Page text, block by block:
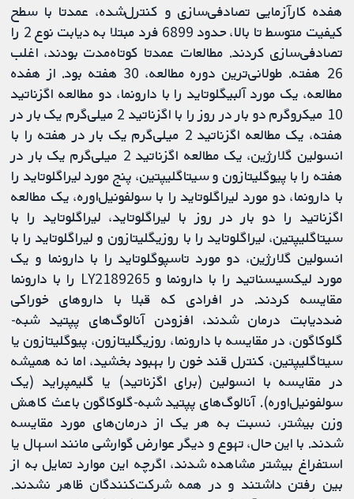
هفده کارآزمایی تصادفی‌سازی و کنترل‌شده، عمدتا با سطح
کیفیت متوسط ​​تا بالا، حدود 6899 فرد مبتلا به دیابت نوع 2 را
تصادفی‌سازی کردند. مطالعات عمدتا کوتاه‌مدت بودند، اغلب
26 هفته. طولانی‌ترین دوره مطالعه، 30 هفته بود. از هفده
مطالعه، یک مورد آلبیگلوتاید را با دارونما، دو مطالعه اگزناتید
10 میکروگرم دو بار در روز را با اگزناتید 2 میلی‌گرم یک بار در
هفته، یک مطالعه اگزناتید 2 میلی‌گرم یک بار در هفته را با
انسولین گلارژین، یک مطالعه اگزناتید 2 میلی‌گرم یک بار در
هفته را با پیوگلیتازون و سیتاگلیپتین، پنج مورد لیراگلوتاید را
با دارونما، دو مورد لیراگلوتاید را با سولفونیل‌اوره، یک مطالعه
اگزناتید را دو بار در روز با لیراگلوتاید، لیراگلوتاید را با
سیتاگلیپتین، لیراگلوتاید را با روزیگلیتازون و لیراگلوتاید را با
انسولین گلارژین، دو مورد تاسپوگلوتاید را با دارونما و یک
مورد لیکسیسناتید را با دارونما و LY2189265 را با دارونما
مقایسه کردند. در افرادی که قبلا با داروهای خوراکی
ضددیابت درمان شدند، افزودن آنالوگ‌های پپتید شبه-
گلوکاگون، در مقایسه با دارونما، روزیگلیتازون، پیوگلیتازون یا
سیتاگلیپتین، کنترل قند خون را بهبود بخشید، اما نه همیشه
در مقایسه با انسولین (برای اگزناتید) یا گلیمپراید (یک
سولفونیل‌اوره). آنالوگ‌های پپتید شبه-گلوکاگون باعث کاهش
وزن بیشتر، نسبت به هر یک از درمان‌های مورد مقایسه
شدند. با این حال، تهوع و دیگر عوارض گوارشی مانند اسهال یا
استفراغ بیشتر مشاهده شدند، اگرچه این موارد تمایل به از
بین رفتن داشتند و در همه شرکت‌کنندگان ظاهر نشدند.